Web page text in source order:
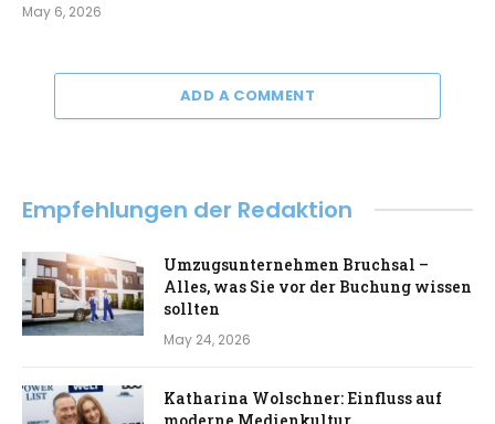
May 6, 2026
ADD A COMMENT
Empfehlungen der Redaktion
Umzugsunternehmen Bruchsal –
Alles, was Sie vor der Buchung wissen
sollten
May 24, 2026
Katharina Wolschner: Einfluss auf